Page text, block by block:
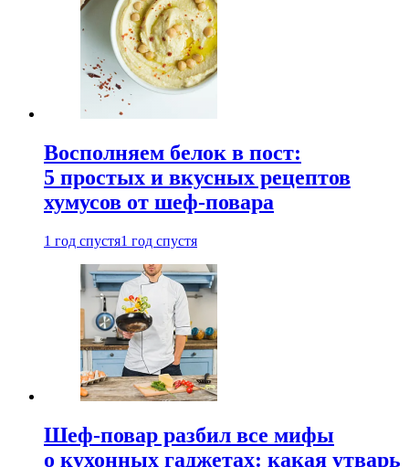
Восполняем белок в пост:
5 простых и вкусных рецептов
хумусов от шеф-повара
1 год спустя1 год спустя
Шеф-повар разбил все мифы
о кухонных гаджетах: какая утварь